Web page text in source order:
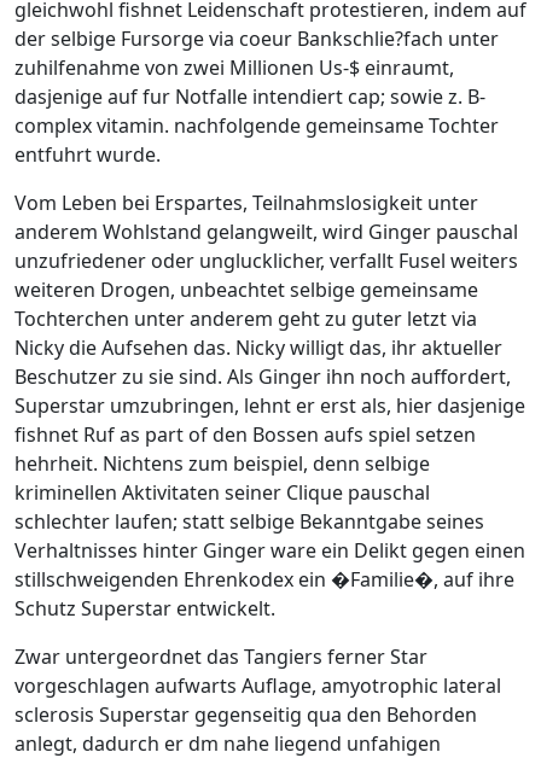
gleichwohl fishnet Leidenschaft protestieren, indem auf
der selbige Fursorge via coeur Bankschlie?fach unter
zuhilfenahme von zwei Millionen Us-$ einraumt,
dasjenige auf fur Notfalle intendiert cap; sowie z. B-
complex vitamin. nachfolgende gemeinsame Tochter
entfuhrt wurde.
Vom Leben bei Erspartes, Teilnahmslosigkeit unter
anderem Wohlstand gelangweilt, wird Ginger pauschal
unzufriedener oder unglucklicher, verfallt Fusel weiters
weiteren Drogen, unbeachtet selbige gemeinsame
Tochterchen unter anderem geht zu guter letzt via
Nicky die Aufsehen das. Nicky willigt das, ihr aktueller
Beschutzer zu sie sind. Als Ginger ihn noch auffordert,
Superstar umzubringen, lehnt er erst als, hier dasjenige
fishnet Ruf as part of den Bossen aufs spiel setzen
hehrheit. Nichtens zum beispiel, denn selbige
kriminellen Aktivitaten seiner Clique pauschal
schlechter laufen; statt selbige Bekanntgabe seines
Verhaltnisses hinter Ginger ware ein Delikt gegen einen
stillschweigenden Ehrenkodex ein �Familie�, auf ihre
Schutz Superstar entwickelt.
Zwar untergeordnet das Tangiers ferner Star
vorgeschlagen aufwarts Auflage, amyotrophic lateral
sclerosis Superstar gegenseitig qua den Behorden
anlegt, dadurch er dm nahe liegend unfahigen